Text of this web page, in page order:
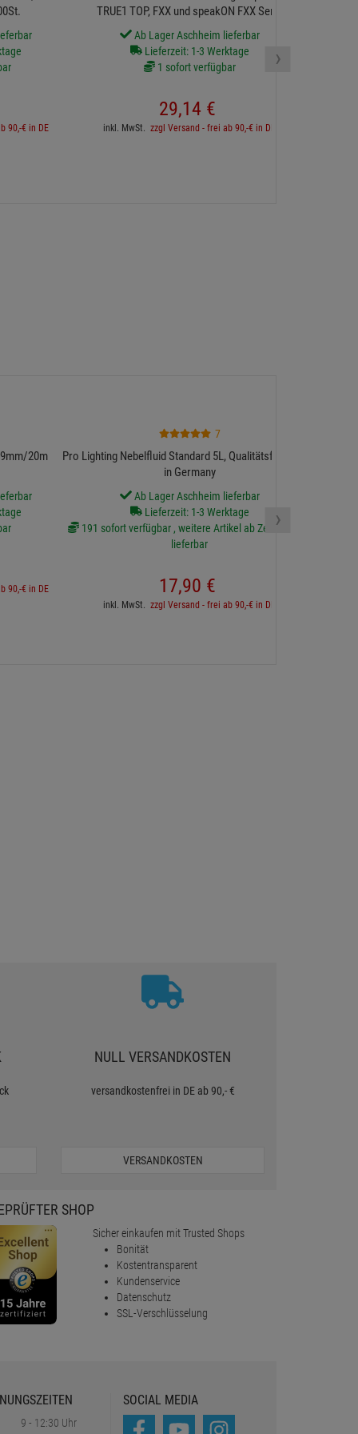
90,-€ in DE
TRUE1 TOP, FXX und speakON FXX Serie
Ab Lager Aschheim lieferbar
Lieferzeit: 1-3 Werktage
1 sofort verfügbar
29,14 €
inkl. MwSt. zzgl Versand - frei ab 90,-€ in DE
›
20m schwarz
90,-€ in DE
7
Pro Lighting Nebelfluid Standard 5L, Qualitätsfluid Made
in Germany
Ab Lager Aschheim lieferbar
Lieferzeit: 1-3 Werktage
191 sofort verfügbar , weitere Artikel ab Zentrallager
lieferbar
17,90 €
inkl. MwSt. zzgl Versand - frei ab 90,-€ in DE
›
NULL VERSANDKOSTEN
versandkostenfrei in DE ab 90,- €
VERSANDKOSTEN
SHOP
Sicher einkaufen mit Trusted Shops
Bonität
Kostentransparent
Kundenservice
Datenschutz
SSL-Verschlüsselung
9 - 12:30 Uhr
SOCIAL MEDIA